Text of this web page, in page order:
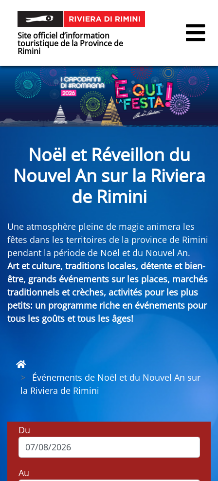
Site officiel d’information
touristique de la Province de
Rimini
Noël et Réveillon du
Nouvel An sur la Riviera
de Rimini
Une atmosphère pleine de magie animera les
fêtes dans les territoires de la province de Rimini
pendant la période de Noël et du Nouvel An.
Art et culture, traditions locales, détente et bien-
être, grands événements sur les places, marchés
traditionnels et crèches, activités pour les plus
petits: un programme riche en événements pour
tous les goûts et tous les âges!
Événements de Noël et du Nouvel An sur
la Riviera de Rimini
Du
Au